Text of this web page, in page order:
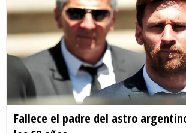
Fallece el padre del astro